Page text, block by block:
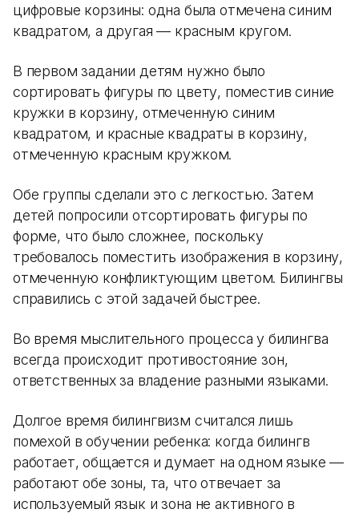
цифровые корзины: одна была отмечена синим
квадратом, а другая — красным кругом.
В первом задании детям нужно было
сортировать фигуры по цвету, поместив синие
кружки в корзину, отмеченную синим
квадратом, и красные квадраты в корзину,
отмеченную красным кружком.
Обе группы сделали это с легкостью. Затем
детей попросили отсортировать фигуры по
форме, что было сложнее, поскольку
требовалось поместить изображения в корзину,
отмеченную конфликтующим цветом. Билингвы
справились с этой задачей быстрее.
Во время мыслительного процесса у билингва
всегда происходит противостояние зон,
ответственных за владение разными языками.
Долгое время билингвизм считался лишь
помехой в обучении ребенка: когда билингв
работает, общается и думает на одном языке —
работают обе зоны, та, что отвечает за
используемый язык и зона не активного в